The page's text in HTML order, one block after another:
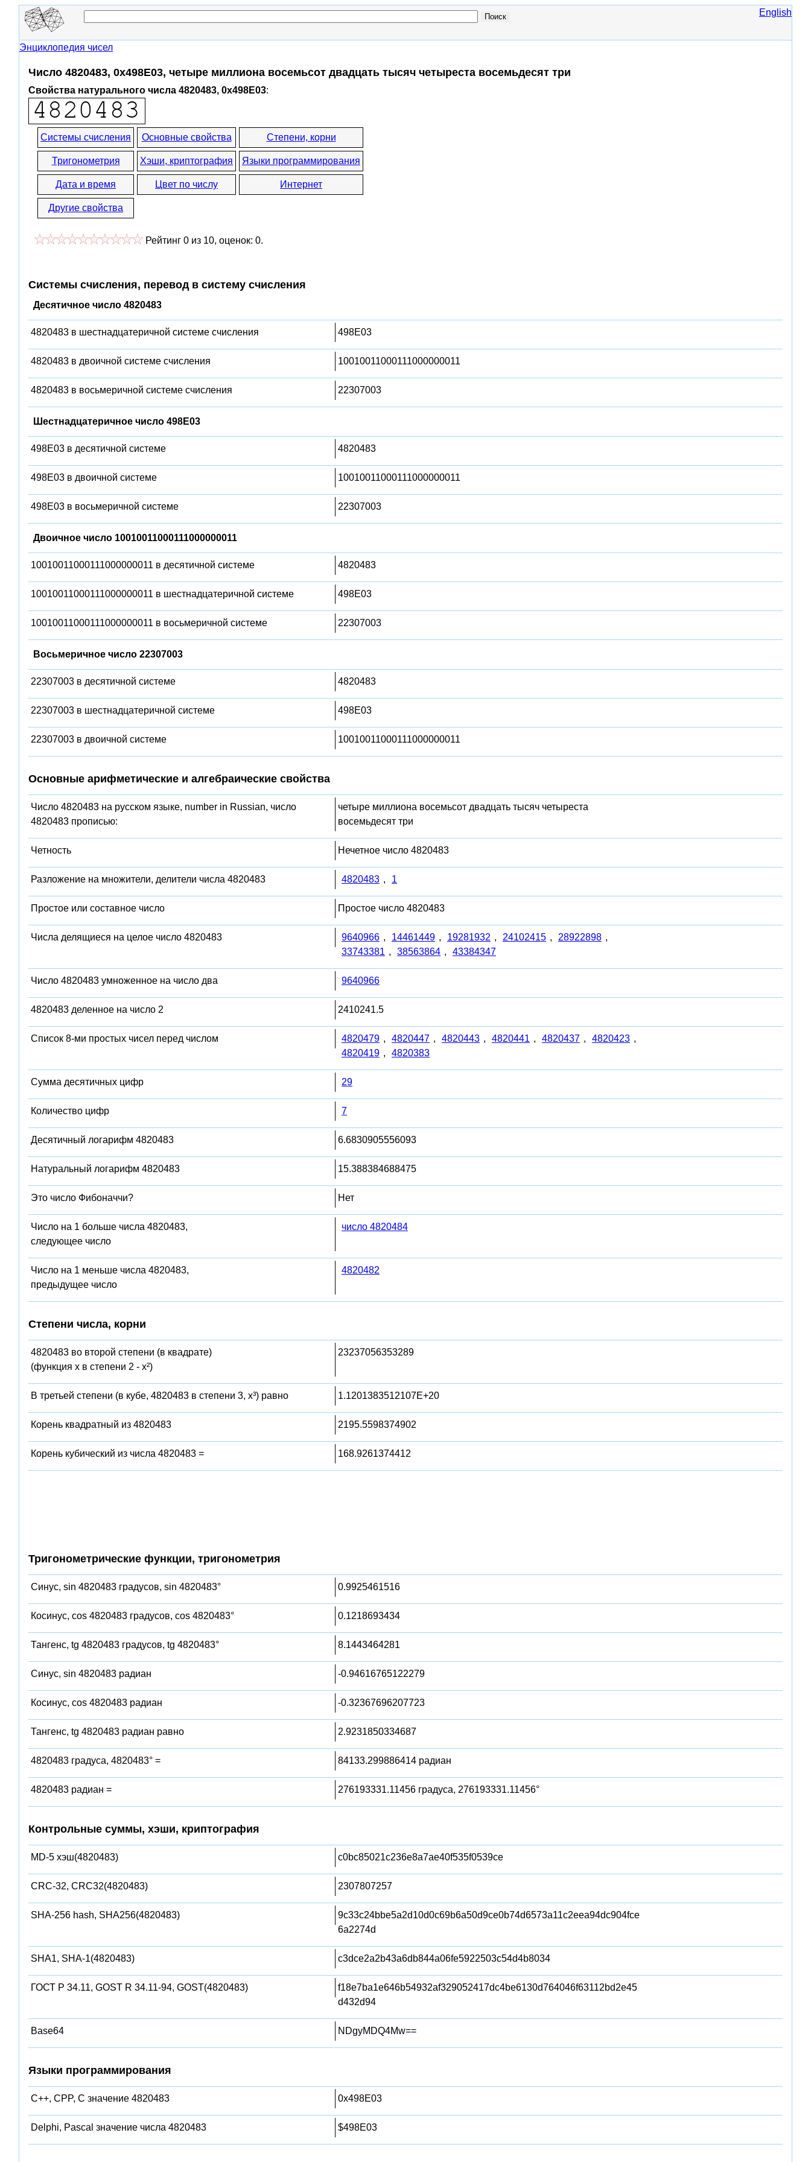
English
Энциклопедия чисел
Число 4820483, 0x498E03, четыре миллиона восемьсот двадцать тысяч четыреста восемьдесят три
Свойства натурального числа 4820483, 0x498E03:
Системы счисления Основные свойства Степени, корни
Тригонометрия Хэши, криптография Языки программирования
Дата и время Цвет по числу Интернет
Другие свойства
Рейтинг 0 из 10, оценок: 0.
Системы счисления, перевод в систему счисления
Десятичное число 4820483
4820483 в шестнадцатеричной системе счисления 498E03
4820483 в двоичной системе счисления 10010011000111000000011
4820483 в восьмеричной системе счисления 22307003
Шестнадцатеричное число 498E03
498E03 в десятичной системе 4820483
498E03 в двоичной системе 10010011000111000000011
498E03 в восьмеричной системе 22307003
Двоичное число 10010011000111000000011
10010011000111000000011 в десятичной системе 4820483
10010011000111000000011 в шестнадцатеричной системе 498E03
10010011000111000000011 в восьмеричной системе 22307003
Восьмеричное число 22307003
22307003 в десятичной системе 4820483
22307003 в шестнадцатеричной системе 498E03
22307003 в двоичной системе 10010011000111000000011
Основные арифметические и алгебраические свойства
Число 4820483 на русском языке, number in Russian, число
4820483 прописью:
четыре миллиона восемьсот двадцать тысяч четыреста
восемьдесят три
Четность Нечетное число 4820483
Разложение на множители, делители числа 4820483 4820483 , 1
Простое или составное число Простое число 4820483
Числа делящиеся на целое число 4820483 9640966 , 14461449 , 19281932 , 24102415 , 28922898 ,
33743381 , 38563864 , 43384347
Число 4820483 умноженное на число два 9640966
4820483 деленное на число 2 2410241.5
Список 8-ми простых чисел перед числом 4820479 , 4820447 , 4820443 , 4820441 , 4820437 , 4820423 ,
4820419 , 4820383
Сумма десятичных цифр 29
Количество цифр 7
Десятичный логарифм 4820483 6.6830905556093
Натуральный логарифм 4820483 15.388384688475
Это число Фибоначчи? Нет
Число на 1 больше числа 4820483,
следующее число
число 4820484
Число на 1 меньше числа 4820483,
предыдущее число
4820482
Степени числа, корни
4820483 во второй степени (в квадрате)
(функция x в степени 2 - x²)
23237056353289
В третьей степени (в кубе, 4820483 в степени 3, x³) равно 1.1201383512107E+20
Корень квадратный из 4820483 2195.5598374902
Корень кубический из числа 4820483 = 168.9261374412
Тригонометрические функции, тригонометрия
Синус, sin 4820483 градусов, sin 4820483° 0.9925461516
Косинус, cos 4820483 градусов, cos 4820483° 0.1218693434
Тангенс, tg 4820483 градусов, tg 4820483° 8.1443464281
Синус, sin 4820483 радиан -0.94616765122279
Косинус, cos 4820483 радиан -0.32367696207723
Тангенс, tg 4820483 радиан равно 2.9231850334687
4820483 градуса, 4820483° = 84133.299886414 радиан
4820483 радиан = 276193331.11456 градуса, 276193331.11456°
Контрольные суммы, хэши, криптография
MD-5 хэш(4820483) c0bc85021c236e8a7ae40f535f0539ce
CRC-32, CRC32(4820483) 2307807257
SHA-256 hash, SHA256(4820483)
9c33c24bbe5a2d10d0c69b6a50d9ce0b74d6573a11c2eea94dc904fce
6a2274d
SHA1, SHA-1(4820483) c3dce2a2b43a6db844a06fe5922503c54d4b8034
ГОСТ Р 34.11, GOST R 34.11-94, GOST(4820483)
f18e7ba1e646b54932af329052417dc4be6130d764046f63112bd2e45
d432d94
Base64 NDgyMDQ4Mw==
Языки программирования
C++, CPP, C значение 4820483 0x498E03
Delphi, Pascal значение числа 4820483 $498E03